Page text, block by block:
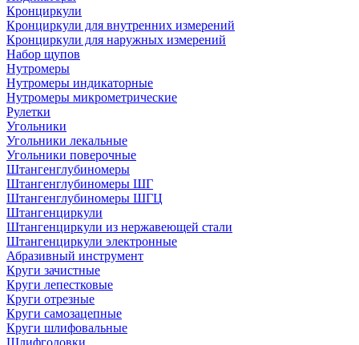
Кронциркули
Кронциркули для внутренних измерений
Кронциркули для наружных измерений
Набор щупов
Нутромеры
Нутромеры индикаторные
Нутромеры микрометрические
Рулетки
Угольники
Угольники лекальные
Угольники поверочные
Штангенглубиномеры
Штангенглубиномеры ШГ
Штангенглубиномеры ШГЦ
Штангенциркули
Штангенциркули из нержавеющей стали
Штангенциркули электронные
Абразивный инструмент
Круги зачистные
Круги лепестковые
Круги отрезные
Круги самозацепные
Круги шлифовальные
Шлифголовки